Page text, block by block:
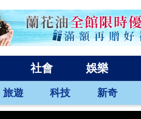
社會 娛樂
旅遊 科技 新奇